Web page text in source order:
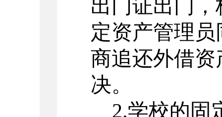
出门证出门
定资产管理
商追还外借
决。
2.学校的固